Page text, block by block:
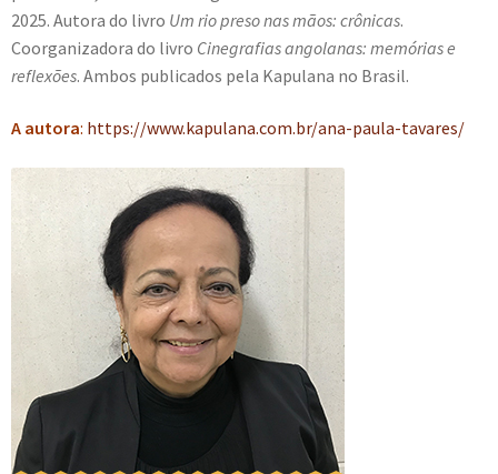
2025. Autora do livro Um rio preso nas mãos: crônicas.
Coorganizadora do livro Cinegrafias angolanas: memórias e
reflexões. Ambos publicados pela Kapulana no Brasil.
A autora: https://www.kapulana.com.br/ana-paula-tavares/